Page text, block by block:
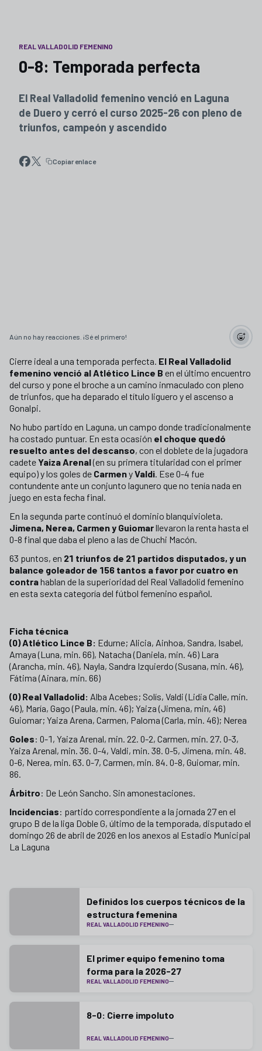
REAL VALLADOLID FEMENINO
0-8: Temporada perfecta
El Real Valladolid femenino venció en Laguna
de Duero y cerró el curso 2025-26 con pleno de
triunfos, campeón y ascendido
Copiar enlace
Aún no hay reacciones. ¡Sé el primero!
Cierre ideal a una temporada perfecta. El Real Valladolid
femenino venció al Atlético Lince B en el último encuentro
del curso y pone el broche a un camino inmaculado con pleno
de triunfos, que ha deparado el título liguero y el ascenso a
Gonalpi.
No hubo partido en Laguna, un campo donde tradicionalmente
ha costado puntuar. En esta ocasión el choque quedó
resuelto antes del descanso, con el doblete de la jugadora
cadeteYaiza Arenal(en su primera titularidad con el primer
equipo) y los goles de CarmenyValdi. Ese 0-4 fue
contundente ante un conjunto lagunero que no tenía nada en
juego en esta fecha final.
En la segunda parte continuó el dominio blanquivioleta.
Jimena, Nerea, Carmen y Guiomarllevaron la renta hasta el
0-8 final que daba el pleno a las de Chuchi Macón.
63 puntos, en 21 triunfos de 21 partidos disputados, y un
balance goleador de 156 tantos a favor por cuatro en
contrahablan de la superioridad del Real Valladolid femenino
en esta sexta categoría del fútbol femenino español.
Ficha técnica
(0) Atlético Lince B: Edurne; Alicia, Ainhoa, Sandra, Isabel,
Amaya (Luna, min. 66), Natacha (Daniela, min. 46) Lara
(Arancha, min. 46), Nayla, Sandra Izquierdo (Susana, min. 46),
Fátima (Ainara, min. 66)
(0) Real Valladolid: Alba Acebes; Solís, Valdi (Lidia Calle, min.
46), María, Gago (Paula, min. 46); Yaiza (Jimena, min, 46)
Guiomar; Yaiza Arena, Carmen, Paloma (Carla, min. 46); Nerea
Goles: 0-1, Yaiza Arenal, min. 22. 0-2, Carmen, min. 27. 0-3,
Yaiza Arenal, min. 36. 0-4, Valdi, min. 38. 0-5, Jimena, min. 48.
0-6, Nerea, min. 63. 0-7, Carmen, min. 84. 0-8, Guiomar, min.
86.
Árbitro: De León Sancho. Sin amonestaciones.
Incidencias: partido correspondiente a la jornada 27 en el
grupo B de la liga Doble G, último de la temporada, disputado el
domingo 26 de abril de 2026 en los anexos al Estadio Municipal
La Laguna
Definidos los cuerpos técnicos de la
estructura femenina
REAL VALLADOLID FEMENINO
El primer equipo femenino toma
forma para la 2026-27
REAL VALLADOLID FEMENINO
8-0: Cierre impoluto
REAL VALLADOLID FEMENINO